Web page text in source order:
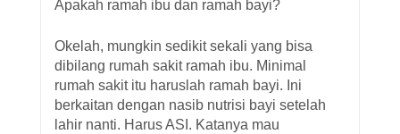
Apakah ramah ibu dan ramah bayi?
Okelah, mungkin sedikit sekali yang bisa
dibilang rumah sakit ramah ibu. Minimal
rumah sakit itu haruslah ramah bayi. Ini
berkaitan dengan nasib nutrisi bayi setelah
lahir nanti. Harus ASI. Katanya mau